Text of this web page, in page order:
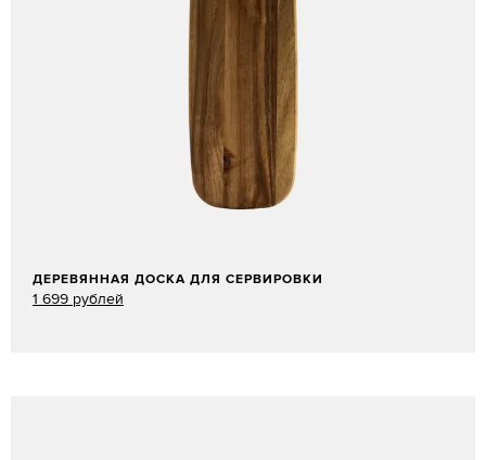
ДЕРЕВЯННАЯ ДОСКА ДЛЯ СЕРВИРОВКИ
1 699 рублей